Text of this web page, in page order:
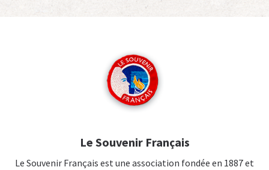
Le Souvenir Français
Le Souvenir Français est une association fondée en 1887 et